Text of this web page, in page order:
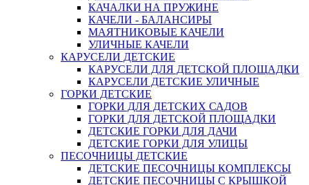
КАЧАЛКИ НА ПРУЖИНЕ
КАЧЕЛИ - БАЛАНСИРЫ
МАЯТНИКОВЫЕ КАЧЕЛИ
УЛИЧНЫЕ КАЧЕЛИ
КАРУСЕЛИ ДЕТСКИЕ
КАРУСЕЛИ ДЛЯ ДЕТСКОЙ ПЛОЩАДКИ
КАРУСЕЛИ ДЕТСКИЕ УЛИЧНЫЕ
ГОРКИ ДЕТСКИЕ
ГОРКИ ДЛЯ ДЕТСКИХ САДОВ
ГОРКИ ДЛЯ ДЕТСКОЙ ПЛОЩАДКИ
ДЕТСКИЕ ГОРКИ ДЛЯ ДАЧИ
ДЕТСКИЕ ГОРКИ ДЛЯ УЛИЦЫ
ПЕСОЧНИЦЫ ДЕТСКИЕ
ДЕТСКИЕ ПЕСОЧНИЦЫ КОМПЛЕКСЫ
ДЕТСКИЕ ПЕСОЧНИЦЫ С КРЫШКОЙ